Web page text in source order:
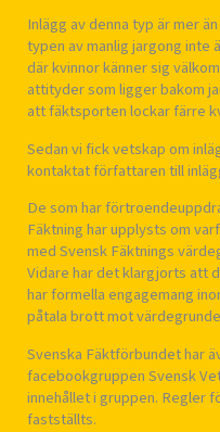
Inlägg av denna typ är mer
typen av manlig jargong inte
där kvinnor känner sig
attityder som ligger bakom
att fäktsporten lockar färre
Sedan vi fick vetskap om
kontaktat författaren till
De som har
Fäktning har upplysts om
med Svensk Fäktnings
Vidare har det klargjorts att
har formella engagemang
påtala brott mot
Svenska Fäktförbundet har
facebookgruppen Svensk
innehållet i gruppen. Regler
fastställts.